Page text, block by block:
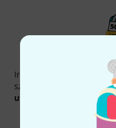
Iratkozz fel a Thomann
szerencsével
utalvány
Inspiráló